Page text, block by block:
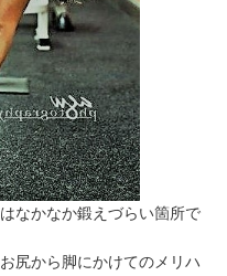
なかなか鍛えづらい箇所で
尻から脚にかけてのメリハ